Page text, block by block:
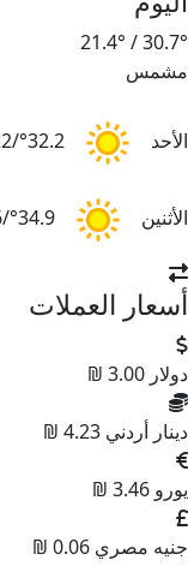
30.7°
/
21.4°
مشمس
الأحد 32.2°/22°
الأثنين 34.9°/26°
أسعار العملات
دولار 3.00 ₪
دينار أردني 4.23 ₪
يورو 3.46 ₪
جنيه مصري 0.06 ₪